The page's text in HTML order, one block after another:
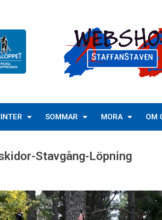
SOMMAR MORA OM
Stavgång-Löpning